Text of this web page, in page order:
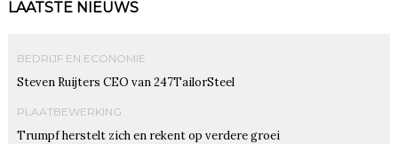
LAATSTE NIEUWS
BEDRIJF EN ECONOMIE
Steven Ruijters CEO van 247TailorSteel
PLAATBEWERKING
Trumpf herstelt zich en rekent op verdere groei